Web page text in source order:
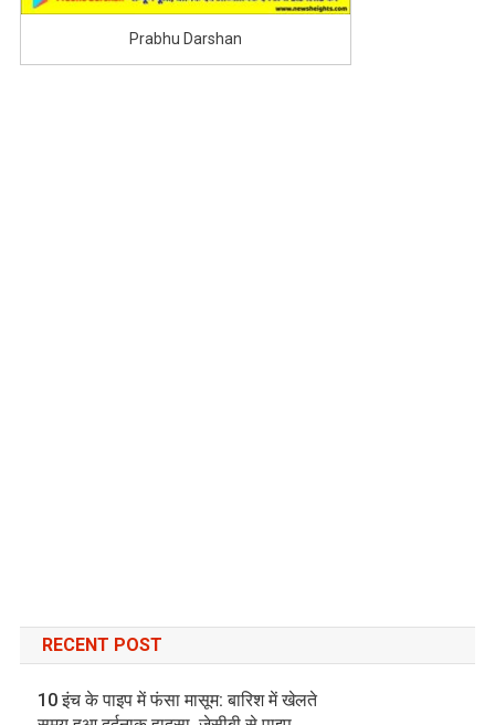
Prabhu Darshan
RECENT POST
10 इंच के पाइप में फंसा मासूम: बारिश में खेलते